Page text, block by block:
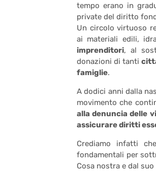
tempo erano in
private del diritto
Un circolo virtuoso
ai materiali edili,
imprenditori, al
donazioni di tanti
famiglie.
A dodici anni dalla
movimento che
alla denuncia delle
assicurare diritti
Crediamo infatti
fondamentali per
Cosa nostra e dal